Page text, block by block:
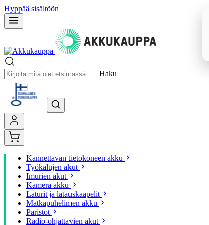
Hyppää sisältöön
Haku
Kannettavan tietokoneen akku
Työkalujen akut
Imurien akut
Kamera akku
Laturit ja latauskaapelit
Matkapuhelimen akku
Paristot
Radio-ohjattavien akut